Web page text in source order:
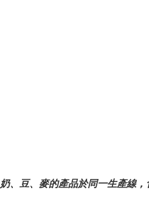
、豆、麥的產品於同一生產線